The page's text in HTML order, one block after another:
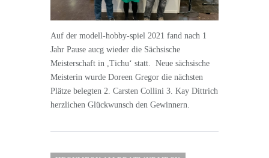
Auf der modell-hobby-spiel 2021 fand nach 1
Jahr Pause aucg wieder die Sächsische
Meisterschaft in ,Tichu‘ statt. Neue sächsische
Meisterin wurde Doreen Gregor die nächsten
Plätze belegten 2. Carsten Collini 3. Kay Dittrich
herzlichen Glückwunsch den Gewinnern.